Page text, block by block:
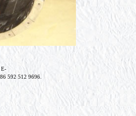
E-
592 512 9696.